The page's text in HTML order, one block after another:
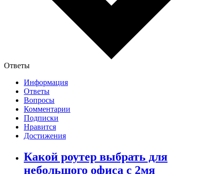
Ответы
Информация
Ответы
Вопросы
Комментарии
Подписки
Нравится
Достижения
Какой роутер выбрать для
небольшого офиса с 2мя